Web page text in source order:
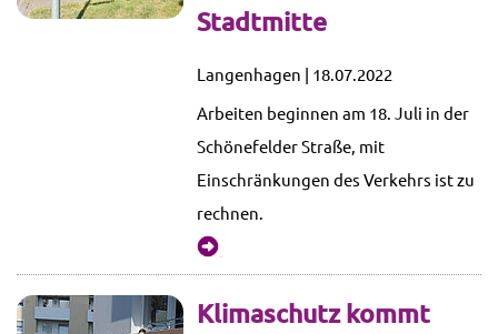
Stadtmitte
Langenhagen | 18.07.2022
Arbeiten beginnen am 18. Juli in der
Schönefelder Straße, mit
Einschränkungen des Verkehrs ist zu
rechnen.
Klimaschutz kommt